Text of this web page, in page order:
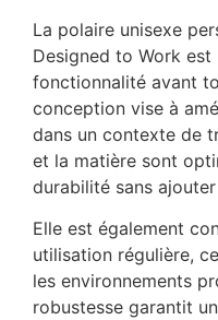
La polaire unisexe
Designed to Work est
fonctionnalité avant
conception vise à
dans un contexte de
et la matière sont
durabilité sans
Elle est également
utilisation régulière,
les environnements
robustesse garantit